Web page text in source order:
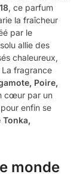
, ce parfum
la fraîcheur
par le
allie des
chaleureux,
La fragrance
Poire,
cœur par un
pour enfin se
Tonka,
monde